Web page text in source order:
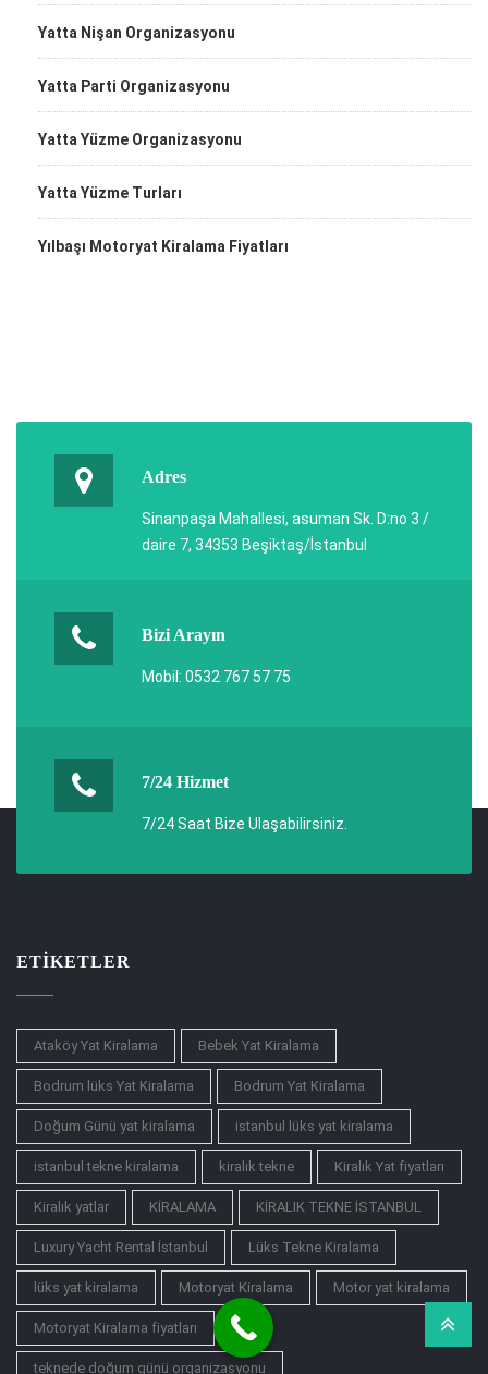
Yatta Nişan Organizasyonu
Yatta Parti Organizasyonu
Yatta Yüzme Organizasyonu
Yatta Yüzme Turları
Yılbaşı Motoryat Kiralama Fiyatları
Adres
Sinanpaşa Mahallesi, asuman Sk. D:no 3 /
daire 7, 34353 Beşiktaş/İstanbul
Bizi Arayın
Mobil: 0532 767 57 75
7/24 Hizmet
7/24 Saat Bize Ulaşabilirsiniz.
ETIKETLER
Ataköy Yat Kiralama Bebek Yat Kiralama
Bodrum lüks Yat Kiralama Bodrum Yat Kiralama
Doğum Günü yat kiralama istanbul lüks yat kiralama
istanbul tekne kiralama kiralık tekne Kiralık Yat fiyatları
Kiralık yatlar KİRALAMA KİRALIK TEKNE İSTANBUL
Luxury Yacht Rental İstanbul Lüks Tekne Kiralama
lüks yat kiralama Motoryat Kiralama Motor yat kiralama
Motoryat Kiralama fiyatları
teknede doğum günü organizasyonu